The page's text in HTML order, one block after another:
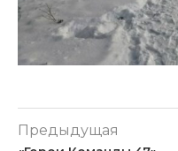
Предыдущая